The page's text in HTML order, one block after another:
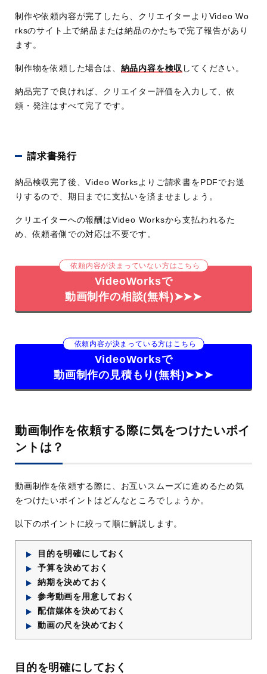
制作や依頼内容が完了したら、クリエイターよりVideo Wo
rksのサイト上で納品または納品のかたちで完了報告があり
ます。
制作物を依頼した場合は、 納品内容を検収 してください。
納品完了で良ければ、クリエイター評価を入力して、依
頼・発注はすべて完了です。
請求書発行
納品検収完了後、Video Worksよりご請求書をPDFでお送
りするので、期日までに支払いを済ませましょう。
クリエイターへの報酬はVideo Worksから支払われるた
め、依頼者側での対応は不要です。
依頼内容が決まっていない方はこちら
VideoWorksで
動画制作の相談(無料)➤➤➤
依頼内容が決まっている方はこちら
VideoWorksで
動画制作の見積もり(無料)➤➤➤
動画制作を依頼する際に気をつけたいポイ
ントは？
動画制作を依頼する際に、お互いスムーズに進めるため気
をつけたいポイントはどんなところでしょうか。
以下のポイントに絞って順に解説します。
目的を明確にしておく
予算を決めておく
納期を決めておく
参考動画を用意しておく
配信媒体を決めておく
動画の尺を決めておく
目的を明確にしておく